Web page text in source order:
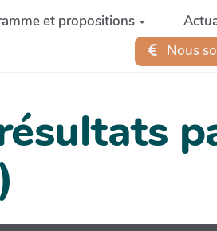
et propositions
Nous